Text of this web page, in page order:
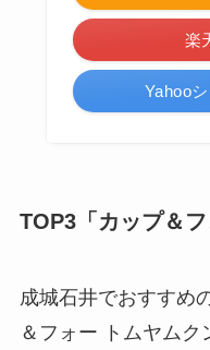
楽
Yahoo
TOP3「カップ＆フ
成城石井でおすすめ
＆フォー トムヤム